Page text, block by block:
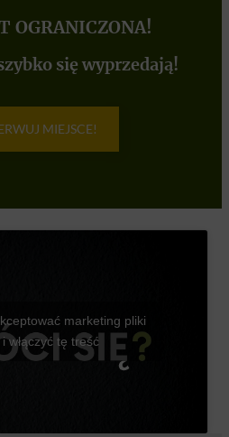
OGRANICZONA!
się wyprzedają!
MIEJSCE!
marketing pliki
włączyć tę treść